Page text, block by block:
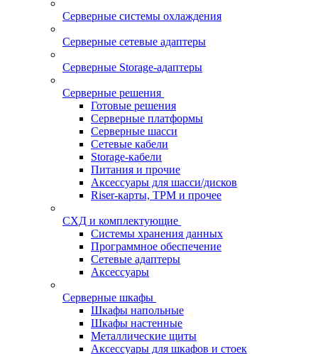
Серверные системы охлаждения
Серверные сетевые адаптеры
Серверные Storage-адаптеры
Серверные решения
Готовые решения
Серверные платформы
Серверные шасси
Сетевые кабели
Storage-кабели
Питания и прочие
Аксессуары для шасси/дисков
Riser-карты, TPM и прочее
СХД и комплектующие
Системы хранения данных
Программное обеспечение
Сетевые адаптеры
Аксессуары
Серверные шкафы
Шкафы напольные
Шкафы настенные
Металлические щиты
Аксессуары для шкафов и стоек